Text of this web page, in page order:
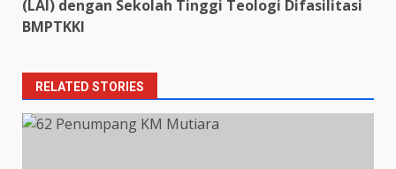
(LAI) dengan Sekolah Tinggi Teologi Difasilitasi
BMPTKKI
RELATED STORIES